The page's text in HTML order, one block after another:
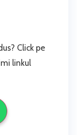
Click pe
linkul